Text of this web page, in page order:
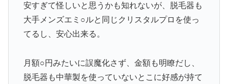
安すぎて怪しいと思うかも知れないが、脱毛器も
大手メンズエミ○ルと同じクリスタルプロを使っ
てるし、安心出来る。
月額○円みたいに誤魔化さず、金額も明瞭だし、
脱毛器も中華製を使っていないとこに好感が持て